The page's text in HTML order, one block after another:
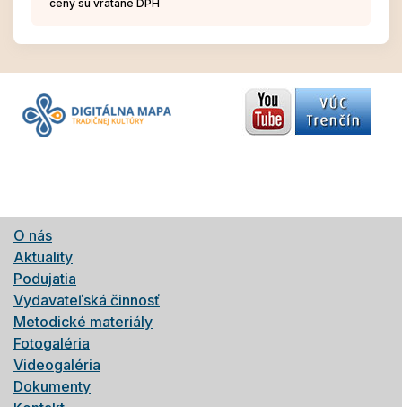
ceny sú vrátane DPH
O nás
Aktuality
Podujatia
Vydavateľská činnosť
Metodické materiály
Fotogaléria
Videogaléria
Dokumenty